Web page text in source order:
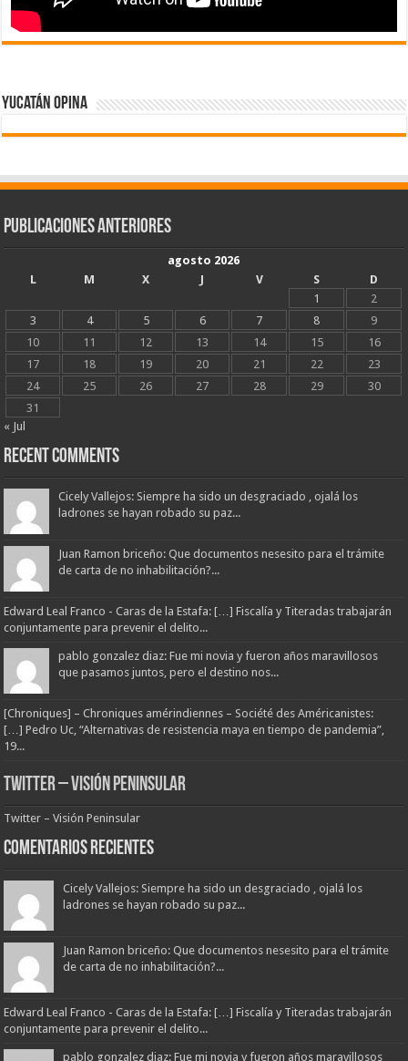
Yucatán Opina
Publicaciones Anteriores
agosto 2026
L
M X J V S
D
1
2
3
4 5 6 7 8
9
10
11 12 13 14 15
16
17
18 19 20 21 22
23
24
25 26 27 28 29
30
31
« Jul
Recent Comments
Cicely Vallejos: Siempre ha sido un desgraciado , ojalá los
ladrones se hayan robado su paz...
Juan Ramon briceño: Que documentos nesesito para el trámite
de carta de no inhabilitación?...
Edward Leal Franco - Caras de la Estafa: […] Fiscalía y Titeradas trabajarán
conjuntamente para prevenir el delito...
pablo gonzalez diaz: Fue mi novia y fueron años maravillosos
que pasamos juntos, pero el destino nos...
[Chroniques] – Chroniques amérindiennes – Société des Américanistes:
[…] Pedro Uc, “Alternativas de resistencia maya en tiempo de pandemia”,
19...
Twitter – Visión Peninsular
Twitter – Visión Peninsular
Comentarios Recientes
Cicely Vallejos: Siempre ha sido un desgraciado , ojalá los
ladrones se hayan robado su paz...
Juan Ramon briceño: Que documentos nesesito para el trámite
de carta de no inhabilitación?...
Edward Leal Franco - Caras de la Estafa: […] Fiscalía y Titeradas trabajarán
conjuntamente para prevenir el delito...
pablo gonzalez diaz: Fue mi novia y fueron años maravillosos